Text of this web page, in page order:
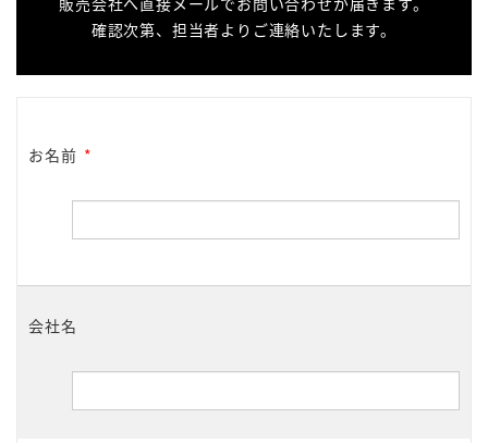
確認次第、担当者よりご連絡いたします。
お名前 *
会社名